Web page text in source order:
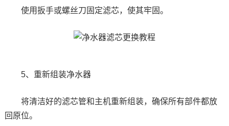
使用扳手或螺丝刀固定滤芯，使其牢固。
5、重新组装净水器
将清洁好的滤芯管和主机重新组装，确保所有部件都放
回原位。